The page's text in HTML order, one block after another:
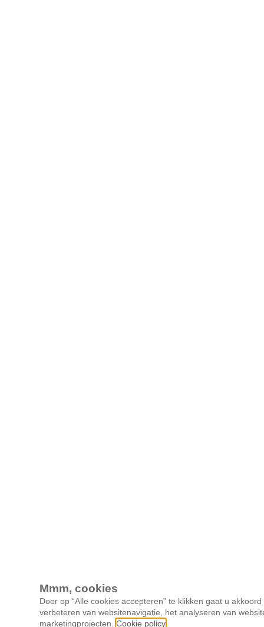
Mmm, cookies
Door op “Alle cookies accepteren” te klikken gaat u
verbeteren van websitenavigatie, het analyseren van
marketingprojecten. Cookie policy